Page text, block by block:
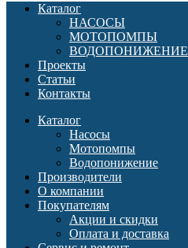
Каталог
НАСОСЫ
МОТОПОМПЫ
ВОДОПОНИЖЕНИЕ
Проекты
Статьи
Контакты
Каталог
Насосы
Мотопомпы
Водопонижение
Производители
О компании
Покупателям
Акции и скидки
Оплата и доставка